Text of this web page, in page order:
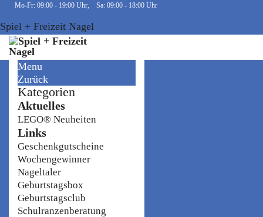
Spiel + Freizeit Nagel
Mo-Fr: 09:00 - 19:00 Uhr, Sa: 09:00 - 18:00 Uhr
Menu
Zurück
Kategorien
Aktuelles
LEGO® Neuheiten
Links
Geschenkgutscheine
Wochengewinner
Nageltaler
Geburtstagsbox
Geburtstagsclub
Schulranzenberatung